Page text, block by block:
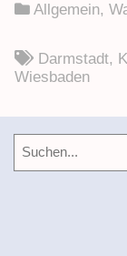
Allgemein,
Darmstadt,
Wiesbaden